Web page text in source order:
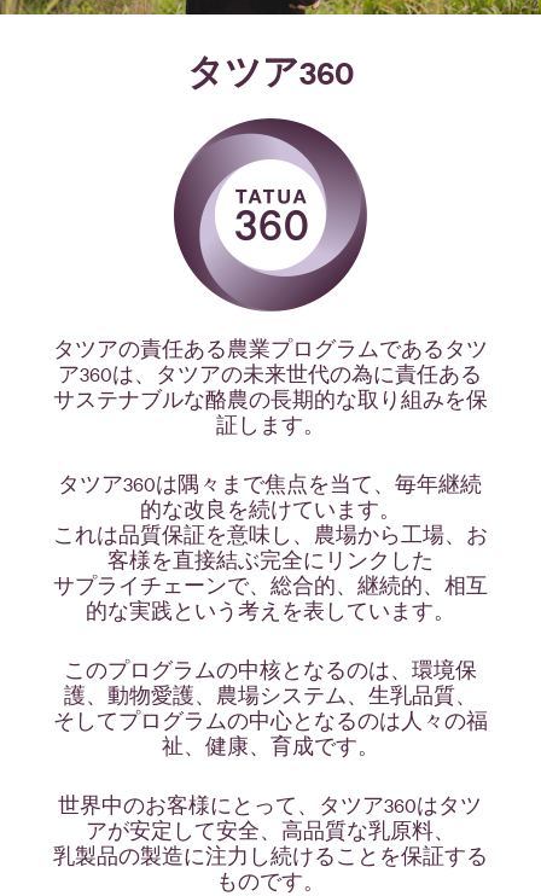
タツア360
タツアの責任ある農業プログラムであるタツ
ア360は、タツアの未来世代の為に責任ある
サステナブルな酪農の長期的な取り組みを保
証します。
タツア360は隅々まで焦点を当て、毎年継続
的な改良を続けています。
これは品質保証を意味し、農場から工場、お
客様を直接結ぶ完全にリンクした
サプライチェーンで、総合的、継続的、相互
的な実践という考えを表しています。
このプログラムの中核となるのは、環境保
護、動物愛護、農場システム、生乳品質、
そしてプログラムの中心となるのは人々の福
祉、健康、育成です。
世界中のお客様にとって、タツア360はタツ
アが安定して安全、高品質な乳原料、
乳製品の製造に注力し続けることを保証する
ものです。